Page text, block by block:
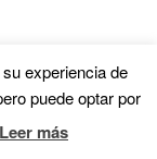
legal
experiencia de
puede optar por
Leer más